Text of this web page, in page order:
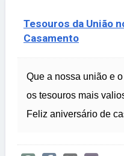
Tesouros da União
Casamento
Que a nossa união e
os tesouros mais
Feliz aniversário de